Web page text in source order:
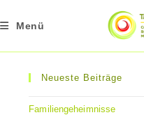
InhaltMenü
Neueste Beiträge
Familiengeheimnisse